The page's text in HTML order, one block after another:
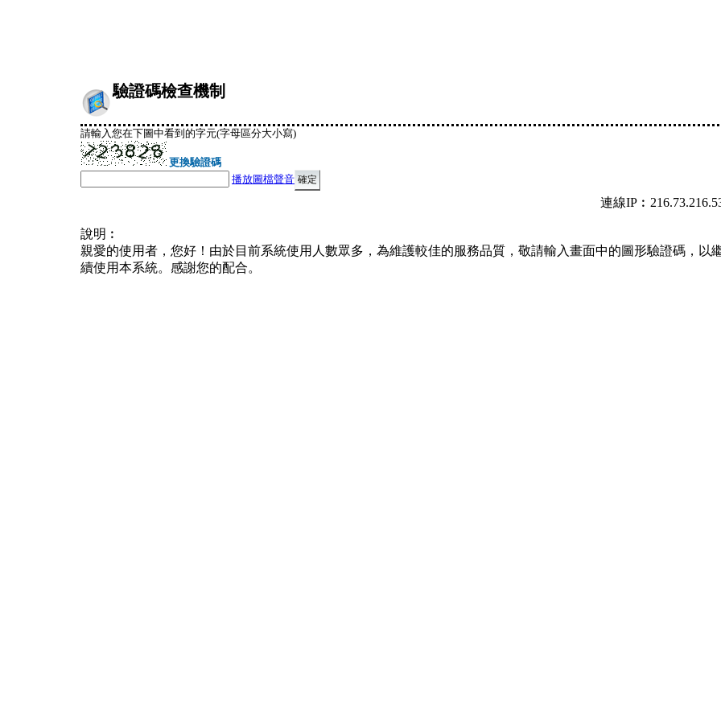
驗證碼檢查機制
請輸入您在下圖中看到的字元(字母區分大小寫)
更換驗證碼
播放圖檔聲音
連線
說明︰
親愛的使用者，您好！由於目前系統使用人數眾多，為維護較佳的服務品質，敬請輸入畫面中的圖形驗證碼，以
續使用本系統。感謝您的配合。